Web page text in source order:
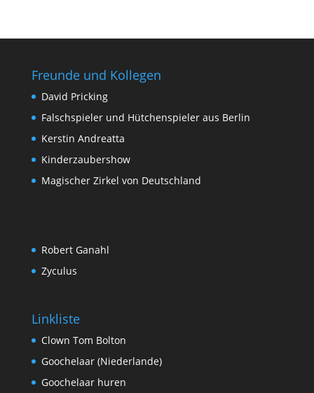
Freunde und Kollegen
David Pricking
Falschspieler und Hütchenspieler aus Berlin
Kerstin Andreatta
Kinderzaubershow
Magischer Zirkel von Deutschland
Robert Ganahl
Zyculus
Linkliste
Clown Tom Bolton
Goochelaar (Niederlande)
Goochelaar huren